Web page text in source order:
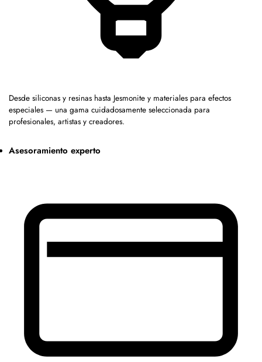
Desde siliconas y resinas hasta Jesmonite y materiales para efectos
especiales — una gama cuidadosamente seleccionada para
profesionales, artistas y creadores.
Asesoramiento experto